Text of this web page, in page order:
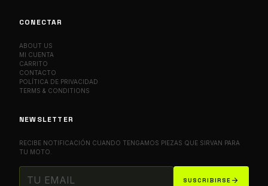
CONECTAR
ABOUT US
MI CUENTA
CARRITO
CONTACTO
POLÍTICA DE PRIVACIDAD
TERMS & CONDITIONS
NEWSLETTER
RECIBE NOTIFICACIÓN CUANDO TENGAMOS PIEZAS QUE SIRVAN PARA
TU MOTO.
SUSCRIBIRSE arrow_forward